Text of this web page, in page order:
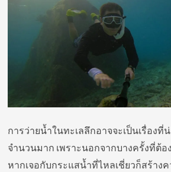
การว่ายน้ำในทะเลลึกอาจจะเป็นเรื่อง
จำนวนมาก เพราะนอกจากบางครั้งที่ต้อ
หากเจอกับกระแสน้ำที่ไหลเชี่ยวก็สร้าง